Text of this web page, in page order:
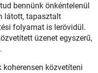
bennünk önkéntelenül
látott, tapasztalt
folyamat is lerövidül.
üzenet egyszerű,
közvetíteni